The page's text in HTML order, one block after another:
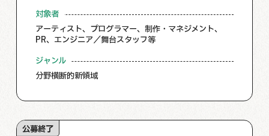
対象者
アーティスト、プログラマー、制作・マネジメント、
PR、エンジニア／舞台スタッフ等
ジャンル
分野横断的新領域
公募終了